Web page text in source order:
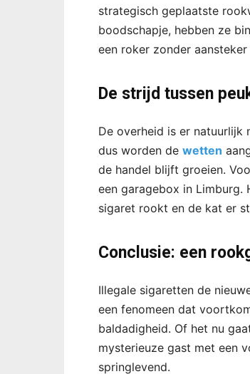
strategisch geplaatste
boodschapje, hebben ze
een roker zonder
De strijd tussen
De overheid is er natuurlijk
dus worden de wetten
de handel blijft groeien.
een garagebox in Limburg.
sigaret rookt en de kat er
Conclusie: een
Illegale sigaretten de
een fenomeen dat
baldadigheid. Of het nu
mysterieuze gast met een
springlevend.